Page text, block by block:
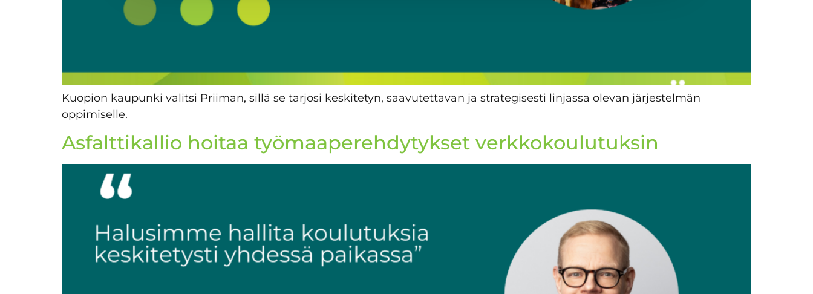
Kuopion kaupunki valitsi Priiman, sillä se tarjosi keskitetyn, saavutettavan ja strategisesti linjassa olevan järjestelmän
oppimiselle.
Asfalttikallio hoitaa työmaaperehdytykset verkkokoulutuksin